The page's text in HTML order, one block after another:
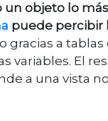
objeto lo
puede percibir
a tablas
variables. El
a una vista